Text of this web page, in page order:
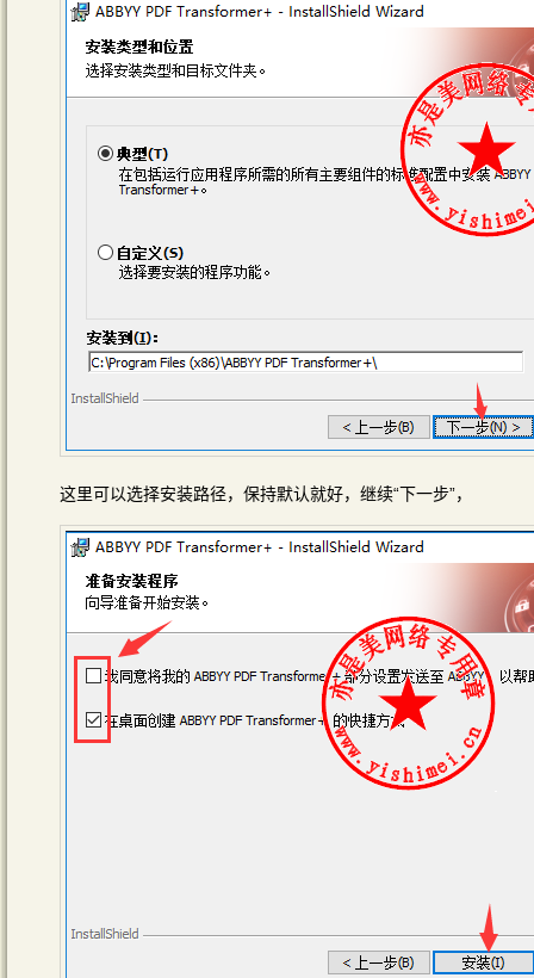
这里可以选择安装路径，保持默认就好，继续“下一步”，